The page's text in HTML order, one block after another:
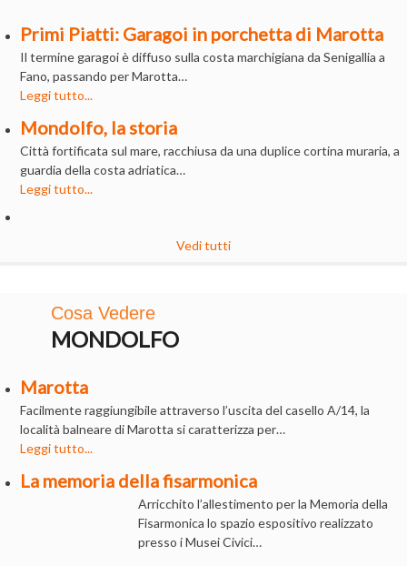
Primi Piatti: Garagoi in porchetta di Marotta
Il termine garagoi è diffuso sulla costa marchigiana da Senigallia a
Fano, passando per Marotta…
Leggi tutto...
Mondolfo, la storia
Città fortificata sul mare, racchiusa da una duplice cortina muraria, a
guardia della costa adriatica…
Leggi tutto...
Vedi tutti
Cosa Vedere
MONDOLFO
Marotta
Facilmente raggiungibile attraverso l’uscita del casello A/14, la
località balneare di Marotta si caratterizza per…
Leggi tutto...
La memoria della fisarmonica
Arricchito l’allestimento per la Memoria della
Fisarmonica lo spazio espositivo realizzato
presso i Musei Civici…